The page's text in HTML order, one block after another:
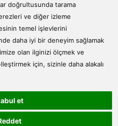
doğrultusunda tarama
ve diğer izleme
temel işlevlerini
daha iyi bir deneyim sağlamak
olan ilginizi ölçmek ve
için, sizinle daha alakalı
et
Ulaşın
ile korunmaktadır.
Entegrasyon Çözümleri